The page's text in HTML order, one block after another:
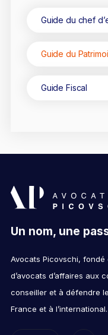
Guide du chef
Guide du
Guide Fiscal
Un nom, une
Avocats Picovschi, fondé
d’avocats d’affaires aux
conseiller et à défendre
France et à l’international.